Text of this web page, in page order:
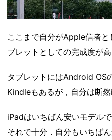
ここまで自分がApple信者
ブレットとしての完成度が高
タブレットにはAndroid OS
Kindleもあるが，自分は断然
iPadはいちばん安いモデル
それで十分．自分もいちば